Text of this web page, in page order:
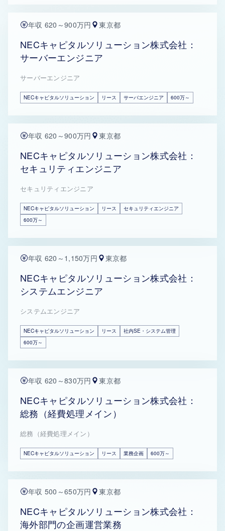
年収 620～900万円 東京都
NECキャピタルソリューション株式会社：
サーバーエンジニア
サーバーエンジニア
NECキャピタルソリューション リース サーバエンジニア 600万～
年収 620～900万円 東京都
NECキャピタルソリューション株式会社：
セキュリティエンジニア
セキュリティエンジニア
NECキャピタルソリューション リース
セキュリティエンジニア
600万～
年収 620～1,150万円 東京都
NECキャピタルソリューション株式会社：
システムエンジニア
システムエンジニア
NECキャピタルソリューション リース
社内SE・システム管理
600万～
年収 620～830万円 東京都
NECキャピタルソリューション株式会社：
総務（経費処理メイン）
総務（経費処理メイン）
NECキャピタルソリューション リース 業務企画 600万～
年収 500～650万円 東京都
NECキャピタルソリューション株式会社：
海外部門の企画運営業務